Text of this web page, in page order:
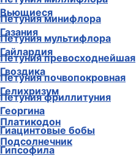
Петуния минифлора
Петуния мультифлора
Петуния превосходнейшая
Петуния почвопокровная
Петуния фриллитуния
Платикодон
Подсолнечник
Вьющиеся
Газания
Гайлардия
Гвоздика
Гелихризум
Георгина
Гиацинтовые бобы
Гипсофила